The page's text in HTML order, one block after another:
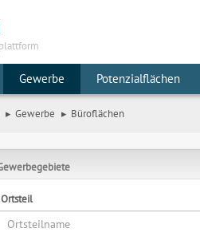
Gewerbe Potenzialflächen
Gewerbe Büroflächen
Ortsteil